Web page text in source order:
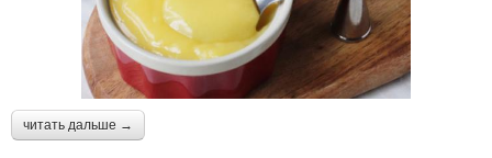
читать дальше →